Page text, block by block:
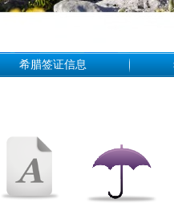
希腊签证信息